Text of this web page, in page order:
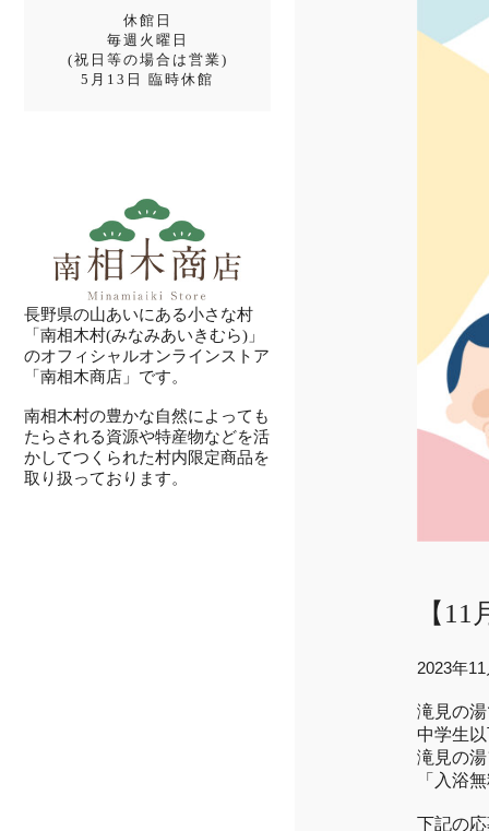
休館日
毎週火曜日
(祝日等の場合は営業)
5月13日 臨時休館
長野県の山あいにある小さな村
「南相木村(みなみあいきむら)」
のオフィシャルオンラインストア
「南相木商店」です。
南相木村の豊かな自然によっても
たらされる資源や特産物などを活
かしてつくられた村内限定商品を
取り扱っております。
【
2023年
滝見の
中学生
滝見の
「入浴
下記の